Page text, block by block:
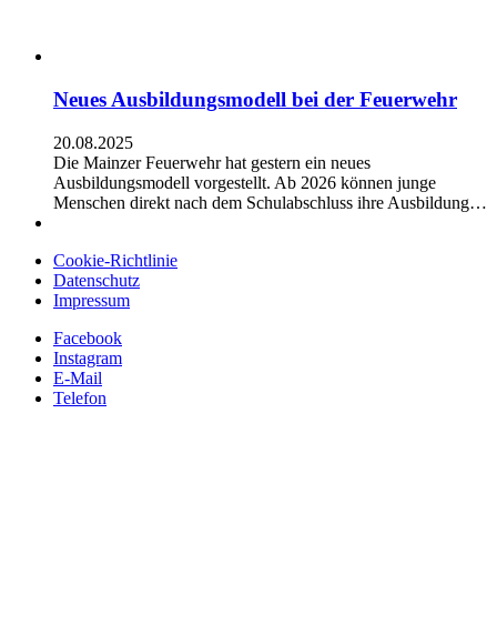
Neues Ausbildungsmodell bei der Feuerwehr
20.08.2025
Die Mainzer Feuerwehr hat gestern ein neues
Ausbildungsmodell vorgestellt. Ab 2026 können junge
Menschen direkt nach dem Schulabschluss ihre Ausbildung…
Cookie-Richtlinie
Datenschutz
Impressum
Facebook
Instagram
E-Mail
Telefon